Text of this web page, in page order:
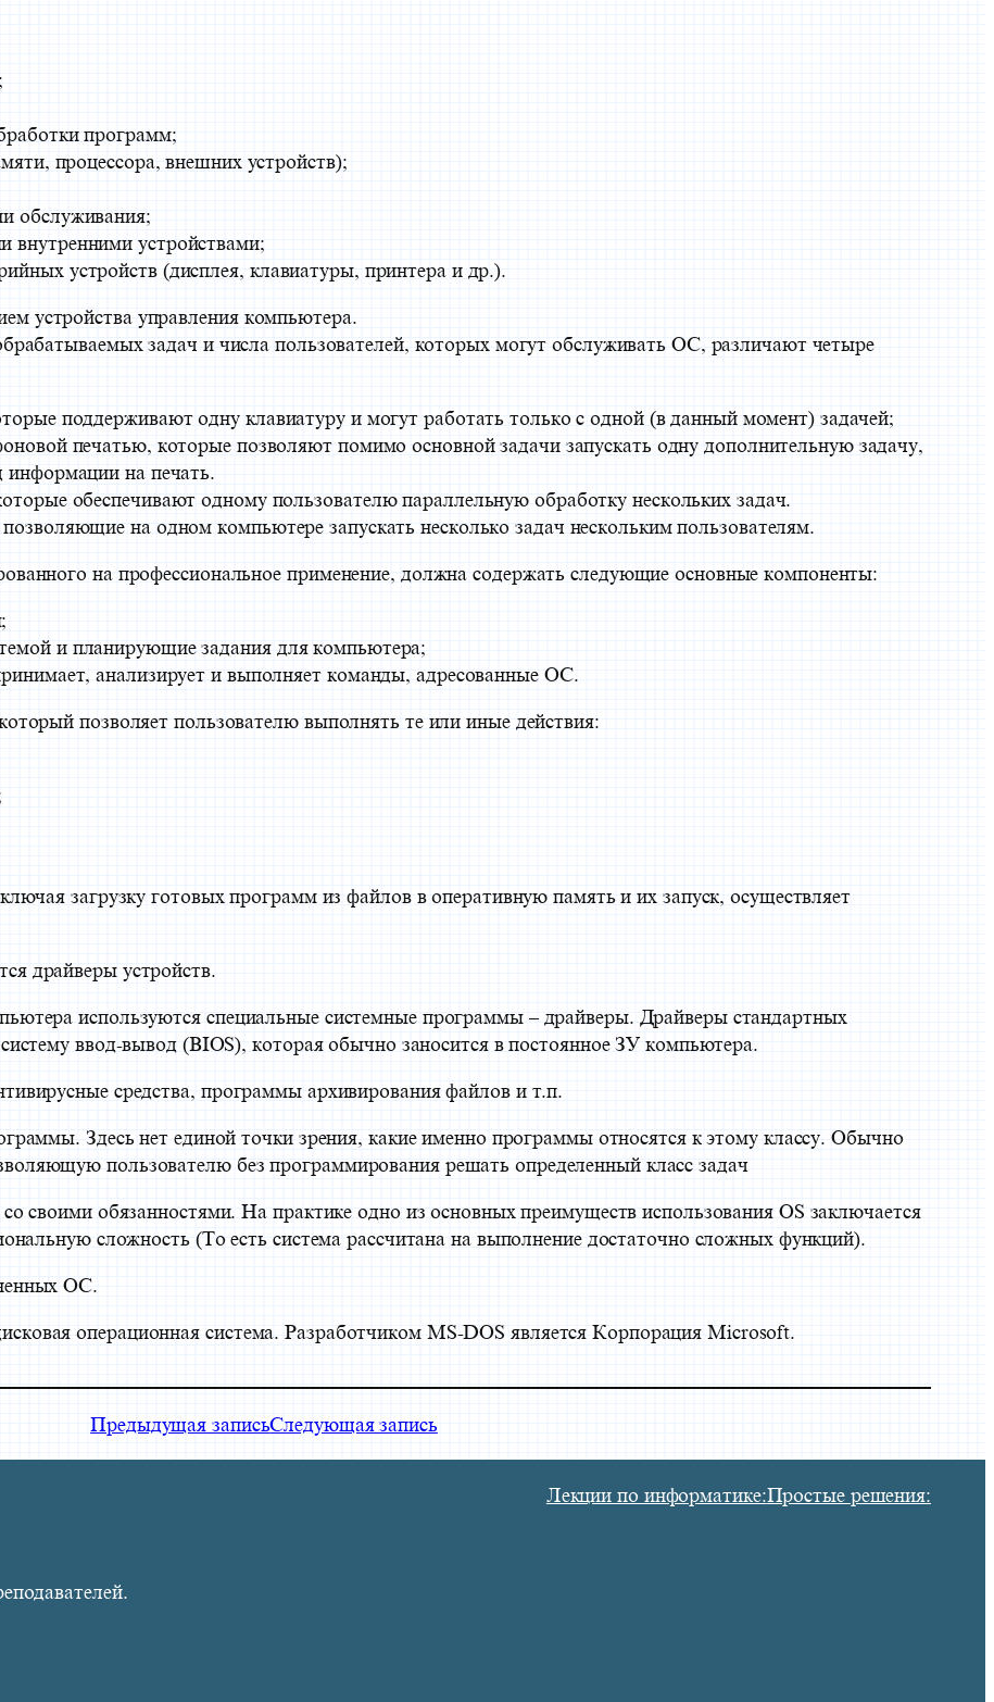
программ;
процессора, внешних устройств);
обслуживания;
внутренними устройствами;
устройств (дисплея, клавиатуры, принтера и др.).
устройства управления компьютера.
задач и числа пользователей, которых могут обслуживать ОС, различают четыре
поддерживают одну клавиатуру и могут работать только с одной (в данный момент) задачей;
печатью, которые позволяют помимо основной задачи запускать одну дополнительную задачу,
информации на печать.
обеспечивают одному пользователю параллельную обработку нескольких задач.
на одном компьютере запускать несколько задач нескольким пользователям.
на профессиональное применение, должна содержать следующие основные компоненты:
и планирующие задания для компьютера;
анализирует и выполняет команды, адресованные ОС.
позволяет пользователю выполнять те или иные действия:
загрузку готовых программ из файлов в оперативную память и их запуск, осуществляет
драйверы устройств.
используются специальные системные программы – драйверы. Драйверы стандартных
ввод-вывод (BIOS), которая обычно заносится в постоянное ЗУ компьютера.
средства, программы архивирования файлов и т.п.
Здесь нет единой точки зрения, какие именно программы относятся к этому классу. Обычно
пользователю без программирования решать определенный класс задач
своими обязанностями. На практике одно из основных преимуществ использования OS заключается
сложность (То есть система рассчитана на выполнение достаточно сложных функций).
ОС.
операционная система. Разработчиком MS-DOS является Корпорация Microsoft.
Предыдущая записьСледующая запись
Лекции по информатике:Простые решения: